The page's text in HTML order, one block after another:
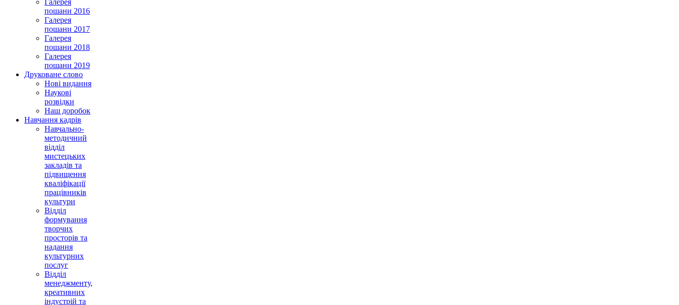
Галерея
пошани 2016
Галерея
пошани 2017
Галерея
пошани 2018
Галерея
пошани 2019
Друковане слово
Нові видання
Наукові
розвідки
Наш доробок
Навчання кадрів
Навчально-
методичний
відділ
мистецьких
закладів та
підвищення
кваліфікації
працівників
культури
Відділ
формування
творчих
просторів та
надання
культурних
послуг
Відділ
менеджменту,
креативних
індустрій та